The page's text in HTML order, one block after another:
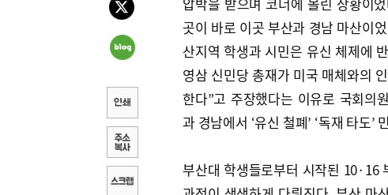
곳이 바로 이곳 부산과 경남 마산이
산지역 학생과 시민은 유신 체제에
영삼 신민당 총재가 미국 매체와의
한다”고 주장했다는 이유로 국회의
과 경남에서 ‘유신 철폐’ ‘독재 타도’
부산대 학생들로부터 시작된 10·16